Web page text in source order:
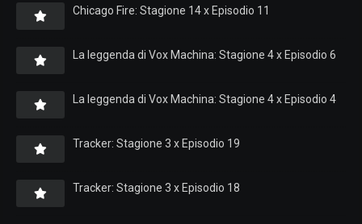
Chicago Fire: Stagione 14 x Episodio 11
La leggenda di Vox Machina: Stagione 4 x Episodio 6
La leggenda di Vox Machina: Stagione 4 x Episodio 4
Tracker: Stagione 3 x Episodio 19
Tracker: Stagione 3 x Episodio 18